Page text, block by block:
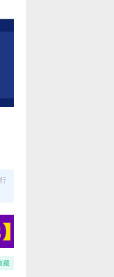
藏